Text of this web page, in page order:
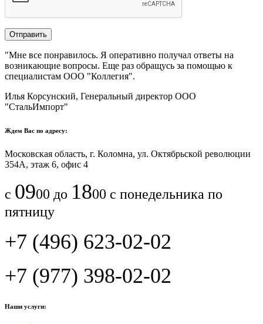
"Мне все понравилось.​ ​Я оперативно получал ответы на
возникающие вопросы. Еще раз обращусь за помощью к
специалистам ООО "Коллегия".​
Илья Корсунский, Генеральный директор ООО
"СтальИмпорт"
Ждем Вас по адресу:
Московская область, г. Коломна, ул. Октябрьской революции
354А, этаж 6, офис 4
с 0900 до 1800 с понедельника по
пятницу
+7 (496) 623-02-02
+7 (977) 398-02-02
Наши услуги: